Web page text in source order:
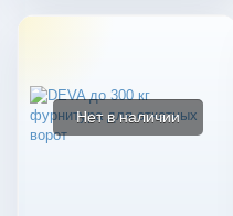
Нет в наличии